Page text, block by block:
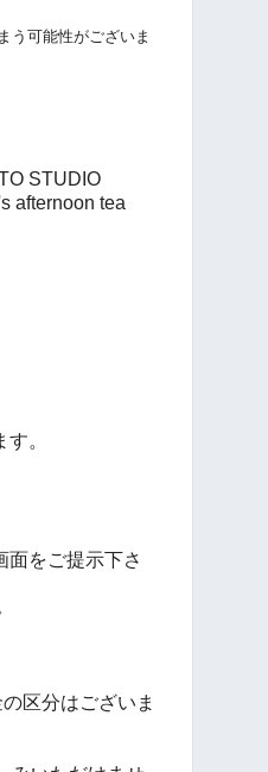
う可能性がございま
STUDIO
afternoon tea
。
面をご提示下さ
区分はございま